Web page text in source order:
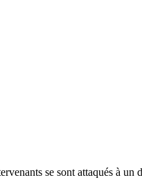
se sont attaqués à un